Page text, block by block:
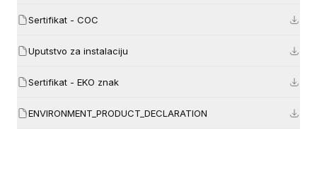
Sertifikat - COC
Uputstvo za instalaciju
Sertifikat - EKO znak
ENVIRONMENT_PRODUCT_DECLARATION